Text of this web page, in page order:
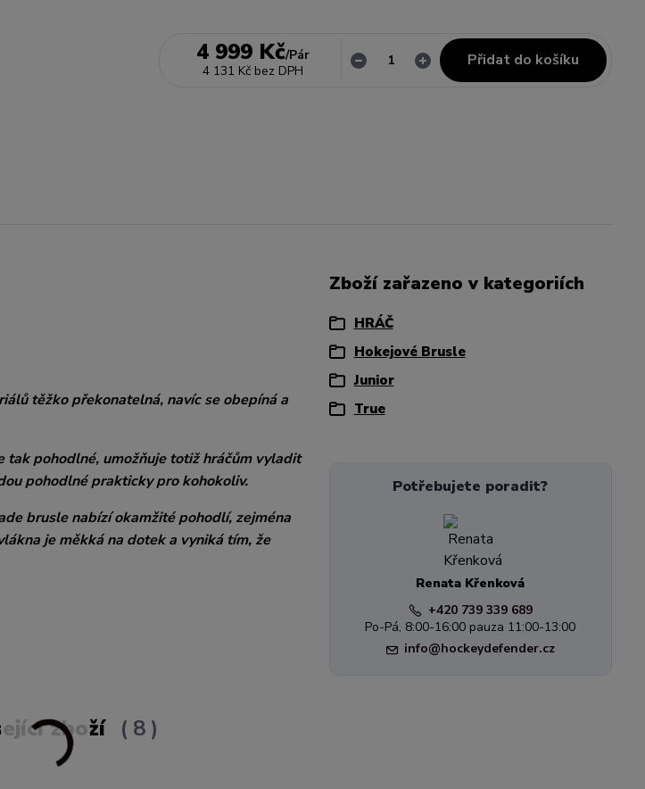
4 999 Kč/Pár
4 131 Kč bez DPH
Přidat do košíku
těžko překonatelná, navíc se obepíná a
tak pohodlné, umožňuje totiž hráčům vyladit
pohodlné prakticky pro kohokoliv.
brusle nabízí okamžité pohodlí, zejména
je měkká na dotek a vyniká tím, že
Zboží zařazeno v kategoriích
HRÁČ
Hokejové Brusle
Junior
True
Potřebujete poradit?
Renata Křenková
+420 739 339 689
Po-Pá, 8:00-16:00 pauza 11:00-13:00
info@hockeydefender.cz
zboží 8